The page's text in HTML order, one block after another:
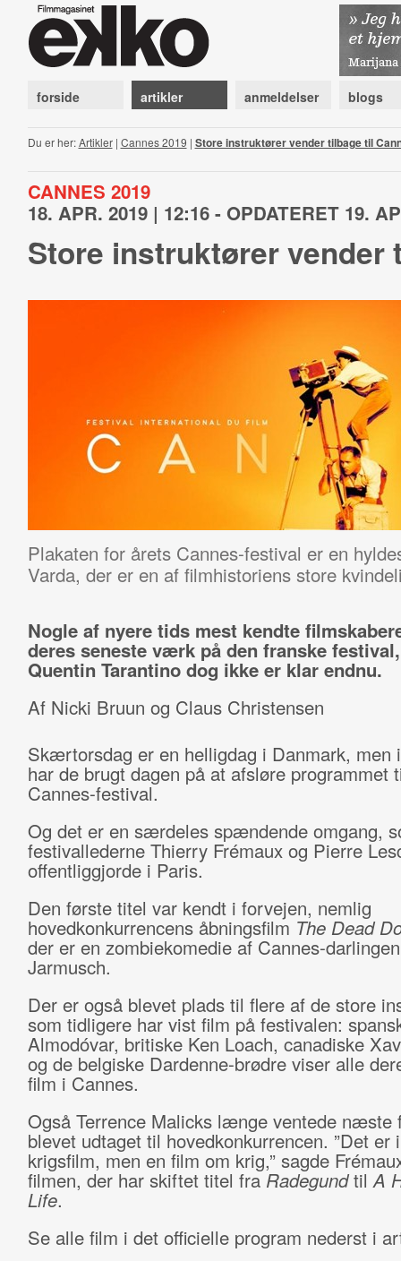
forside artikler anmeldelser blogs
Du er her:Artikler| Cannes 2019 | Store instruktører vender tilbage til
CANNES 2019
18. APR. 2019 | 12:16 - OPDATERET 19.
Store instruktører vender
Plakaten for årets Cannes-festival er en
Varda, der er en af filmhistoriens store
Nogle af nyere tids mest kendte
deres seneste værk på den franske
Quentin Tarantino dog ikke er klar endnu.
Af Nicki Bruun og Claus Christensen
Skærtorsdag er en helligdag i Danmark, men
har de brugt dagen på at afsløre programmet
Cannes-festival.
Og det er en særdeles spændende omgang,
festivallederne Thierry Frémaux og Pierre
offentliggjorde i Paris.
Den første titel var kendt i forvejen, nemlig
hovedkonkurrencens åbningsfilm The Dead
der er en zombiekomedie af Cannes-
Jarmusch.
Der er også blevet plads til flere af de store
som tidligere har vist film på festivalen:
Almodóvar, britiske Ken Loach, canadiske
og de belgiske Dardenne-brødre viser alle
film i Cannes.
Også Terrence Malicks længe ventede næste
blevet udtaget til hovedkonkurrencen. ”Det er
krigsfilm, men en film om krig,” sagde
filmen, der har skiftet titel fraRadegundtilA
Life.
Se alle film i det officielle program nederst i